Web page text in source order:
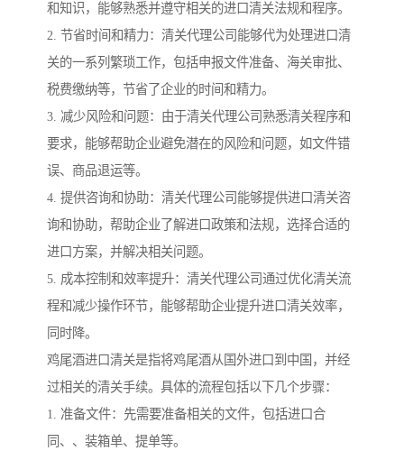
和知识，能够熟悉并遵守相关的进口清关法规和程序。
2. 节省时间和精力：清关代理公司能够代为处理进口清
关的一系列繁琐工作，包括申报文件准备、海关审批、
税费缴纳等，节省了企业的时间和精力。
3. 减少风险和问题：由于清关代理公司熟悉清关程序和
要求，能够帮助企业避免潜在的风险和问题，如文件错
误、商品退运等。
4. 提供咨询和协助：清关代理公司能够提供进口清关咨
询和协助，帮助企业了解进口政策和法规，选择合适的
进口方案，并解决相关问题。
5. 成本控制和效率提升：清关代理公司通过优化清关流
程和减少操作环节，能够帮助企业提升进口清关效率，
同时降。
鸡尾酒进口清关是指将鸡尾酒从国外进口到中国，并经
过相关的清关手续。具体的流程包括以下几个步骤：
1. 准备文件：先需要准备相关的文件，包括进口合
同、、装箱单、提单等。